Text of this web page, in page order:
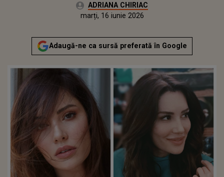
Autor:ADRIANA CHIRIAC
Actualizat:
marți, 16 iunie 2026
Adaugă-ne ca sursă preferată în Google